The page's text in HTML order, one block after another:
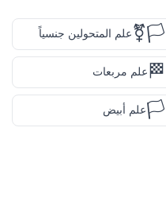
🏳️‍⚧️علم المتحولين جنسياً
🏁 علم مربعات
🏳️علم أبيض